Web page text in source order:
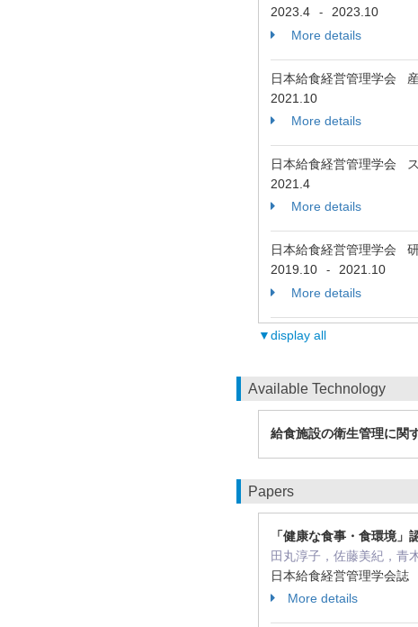
2023.4
-
2023.10
More details
日本給食経営管理学会
2021.10
More details
日本給食経営管理学会
2021.4
More details
日本給食経営管理学会
2019.10
-
2021.10
More details
▼display all
Available Technology
給食施設の衛生管理に関
Papers
「健康な食事・食環境
田丸淳子，佐藤美紀，青
日本給食経営管理学会
More details